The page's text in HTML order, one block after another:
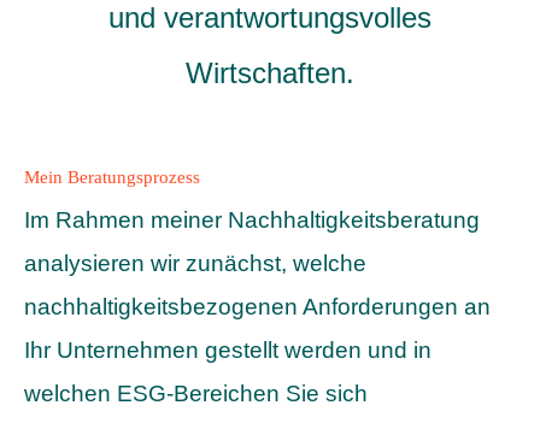
und verantwortungsvolles
Wirtschaften.
Mein Beratungsprozess
Im Rahmen meiner Nachhaltigkeitsberatung
analysieren wir zunächst, welche
nachhaltigkeitsbezogenen Anforderungen an
Ihr Unternehmen gestellt werden und in
welchen ESG-Bereichen Sie sich